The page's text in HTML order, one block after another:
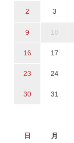
2 3
9 10
16 17
23 24
30 31
日 月